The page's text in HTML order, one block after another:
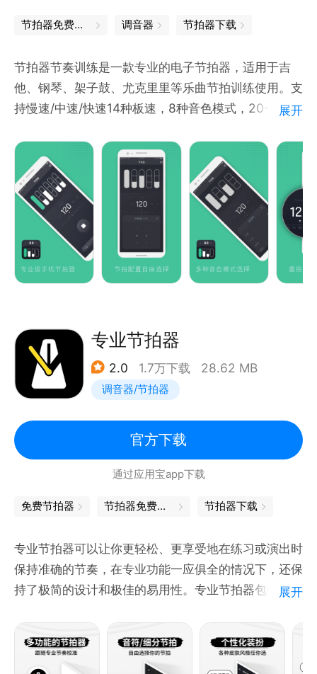
节拍器免费下载 调音器 节拍器下载
节拍器节奏训练是一款专业的电子节拍器，适用于吉
他、钢琴、架子鼓、尤克里里等乐曲节拍训练使用。支
持慢速/中速/快速14种板速，8种音色模式，20-
门和专业进阶训练同样适用。
产品特点：
-节拍划分配置1-16节拍自由组合；
-木板、木鱼、金属等多种音色模式；
-BPM范围支持20-200BPM；
-慢速/中速/快速14种板速；
展开
专业节拍器
2.0 1.7万下载 28.62 MB
调音器/节拍器
官方下载
通过应用宝app下载
免费节拍器 节拍器免费下载 节拍器下载
专业节拍器可以让你更轻松、更享受地在练习或演出时
保持准确的节奏，在专业功能一应俱全的情况下，还保
持了极简的设计和极佳的易用性。专业节拍器包含丰富
供你选择。除此之外，计时器功能可以设置倒计时或小
节计数，让练习更加方便。闪光灯功能可以让你在静音
展开